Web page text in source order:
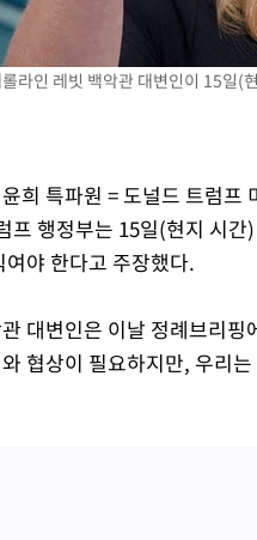
라인 레빗 백악관 대변인이 15일(
희 특파원 = 도널드 트럼프
프 행정부는 15일(현지 시
야 한다고 주장했다.
대변인은 이날 정례브리
협상이 필요하지만, 우리